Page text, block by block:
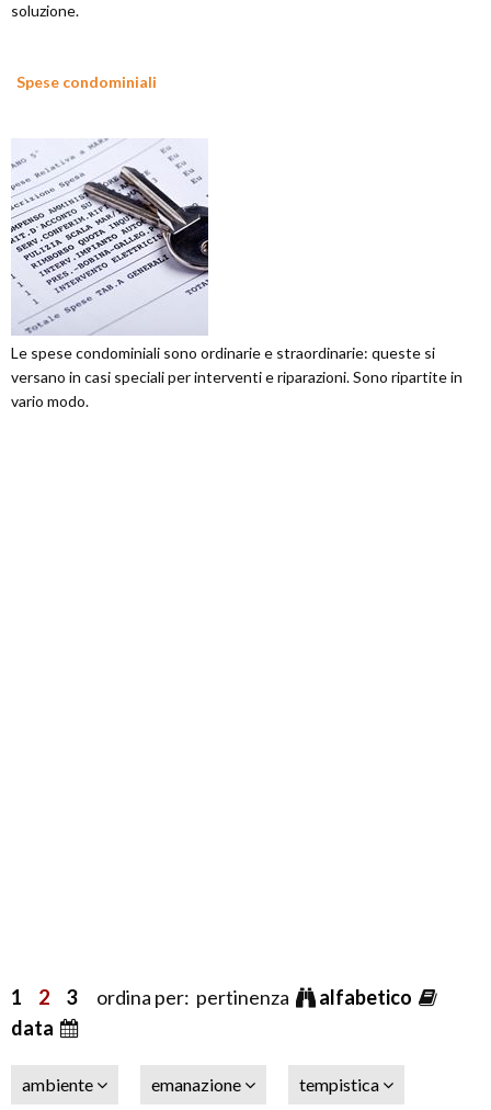
soluzione.
Spese condominiali
Le spese condominiali sono ordinarie e straordinarie: queste si
versano in casi speciali per interventi e riparazioni. Sono ripartite in
vario modo.
1 2 3ordina per: pertinenza
alfabetico
data
ambiente emanazione tempistica